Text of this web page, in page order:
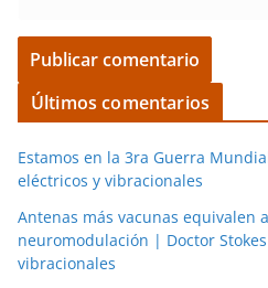
Últimos comentarios
Estamos en la 3ra Guerra
eléctricos y vibracionales
Antenas más vacunas equivalen
neuromodulación | Doctor Stokes
vibracionales